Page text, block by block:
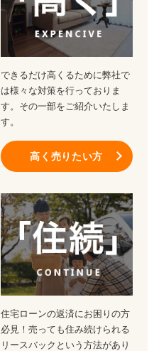
できるだけ高くるために弊社で
は様々な対策を行っておりま
す。その一部をご紹介いたしま
す。
高く売りたい方
住宅ローンの返済にお困りの方
必見！売っても住み続けられる
リースバックという方法があり